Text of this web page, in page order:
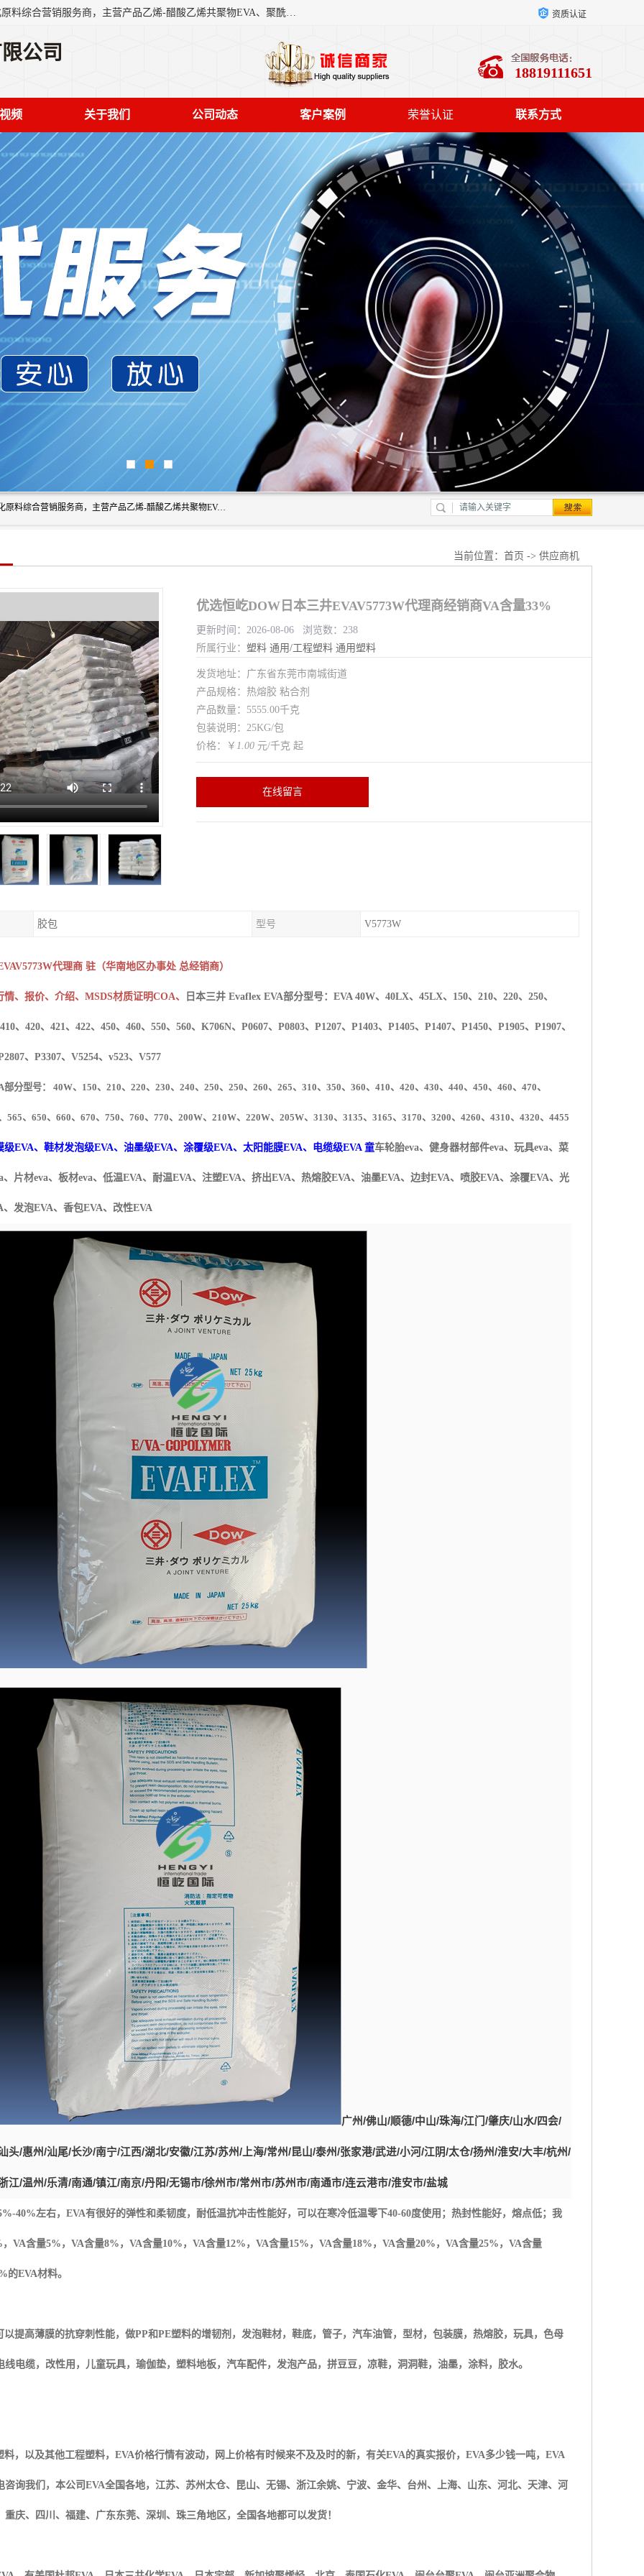
东莞市恒屹国际贸易有限公司（简称：恒屹国际）是一家石化原料综合营销服务商，主营产品乙烯-醋酸乙烯共聚物EVA、聚酰胺PA（尼龙）、醚酯型热塑弹性体TPEE等，公司秉承以市场为导向的战略思想，致力于大宗石化原料在中国市场的营销服务业务，为客户提供一站式的全面服务。 资质认证
公司
18819111651
频 关于我们 公司动态 客户案例 荣誉认证 联系方式
东莞市恒屹国际贸易有限公司（简称：恒屹国际）是一家石化原料综合营销服务商，主营产品乙烯-醋酸乙烯共聚物EVA、聚酰胺PA（尼龙）、醚酯型热塑弹性体TPEE等，公司秉承以市场为导向的战略思想，致力于大宗石化原料在中国市场的营销服务业务，为客户提供一站式的全面服务。
当前位置： 首页 -> 供应商机
优选恒屹DOW日本三井EVAV5773W代理商经销商VA含量33%
更新时间：2026-08-06 浏览数：238
所属行业： 塑料 通用/工程塑料 通用塑料
发货地址：广东省东莞市南城街道
产品规格：热熔胶 粘合剂
产品数量：5555.00千克
包装说明：25KG/包
价格：￥ 1.00 元/千克 起
在线留言
胶包 型号 V5773W
V5773W代理商 驻（华南地区办事处 总经销商）
情、报价、介绍、 MSDS材质证明COA、 日本三井 Evaflex EVA部分型号： EVA 40W、 40LX、 45LX、 150、 210、 220、 250、
410、 420、 421、 422、 450、 460、 550、 560、 K706N、 P0607、 P0803、 P1207、 P1403、 P1405、 P1407、 P1450、 P1905、 P1907、
、 P3307、 V5254、 v523、 V577
部分型号： 40W、 150、 210、 220、 230、 240、 250、 250、 260、 265、 310、 350、 360、 410、 420、 430、 440、 450、 460、 470、
565、 650、 660、 670、 750、 760、 770、 200W、 210W、 220W、 205W、 3130、 3135、 3165、 3170、 3200、 4260、 4310、 4320、 4455
级EVA、鞋材发泡级EVA、油墨级EVA、涂覆级EVA、太阳能膜EVA、电缆级EVA 童车轮胎eva、健身器材部件eva、玩具eva、菜
、片材eva、板材eva、 低温EVA、耐温EVA、注塑EVA、挤出EVA、热熔胶EVA、油墨EVA、边封EVA、喷胶EVA、涂覆EVA、光
、发泡EVA、香包EVA、改性EVA
广州/佛山/顺德/中山/珠海/江门 /肇庆/山水/四会/
头/惠州/汕尾/长沙/南宁/江西/湖北/安徽/江苏/苏州/ 上海/常州/昆山/泰州/张家港/武进/小河 /江阴/太仓/扬州/淮安/大丰/杭州/
江/温州/乐清/南通/镇江/南京/丹阳/无锡市/徐州市/常州市/苏州市/南通市/连云港市/淮安市/盐城
40%左右， EVA有很好的弹性和柔韧度，耐低温抗冲击性能好，可以在寒冷低温零下40-60度使用；热封性能好，熔点低；我
， VA含量5% ， VA含量8% ， VA含量10% ， VA含量12% ， VA含量15% ， VA含量18% ， VA含量20% ， VA含量25% ， VA含量
的EVA材料。
以提高薄膜的抗穿刺性能，做PP和PE塑料的增韧剂，发泡鞋材，鞋底，管子，汽车油管，型材，包装膜，热熔胶，玩具，色母
线电缆，改性用，儿童玩具，瑜伽垫，塑料地板，汽车配件，发泡产品，拼豆豆，凉鞋，洞洞鞋，油墨，涂料，胶水。
料，以及其他工程塑料， EVA价格行情有波动，网上价格有时候来不及及时的新，有关EVA的真实报价， EVA多少钱一吨， EVA
咨询我们，本公司 EVA全国各地，江苏、苏州太仓、昆山、无锡、浙江余姚、宁波、金华、台州、上海、山东、河北、天津、河
重庆、四川、福建、广东东莞、深圳、珠三角地区，全国各地都可以发货！